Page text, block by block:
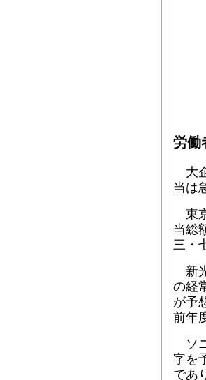
労働
大
当は
東
当総
三・
新
の経
が予
前年
ソ
字を
であ